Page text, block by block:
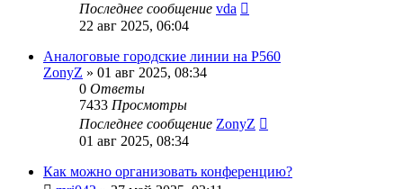
Последнее сообщение vda
22 авг 2025, 06:04
Аналоговые городские линии на P560
ZonyZ » 01 авг 2025, 08:34
0 Ответы
7433 Просмотры
Последнее сообщение ZonyZ
01 авг 2025, 08:34
Как можно организовать конференцию?